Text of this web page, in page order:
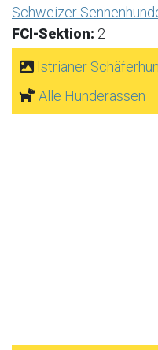
Schweizer
FCI-Sektion: 2
Istrianer
Alle Hunderassen